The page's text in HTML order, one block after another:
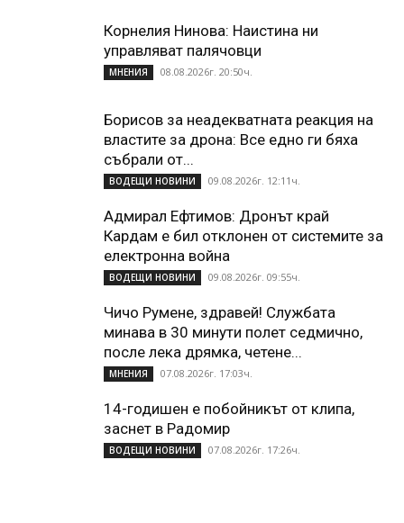
Корнелия Нинова: Наистина ни
управляват палячовци
МНЕНИЯ 08.08.2026г. 20:50ч.
Борисов за неадекватната реакция на
властите за дрона: Все едно ги бяха
събрали от...
ВОДЕЩИ НОВИНИ 09.08.2026г. 12:11ч.
Адмирал Ефтимов: Дронът край
Кардам е бил отклонен от системите за
електронна война
ВОДЕЩИ НОВИНИ 09.08.2026г. 09:55ч.
Чичо Румене, здравей! Службата
минава в 30 минути полет седмично,
после лека дрямка, четене...
МНЕНИЯ 07.08.2026г. 17:03ч.
14-годишен е побойникът от клипа,
заснет в Радомир
ВОДЕЩИ НОВИНИ 07.08.2026г. 17:26ч.